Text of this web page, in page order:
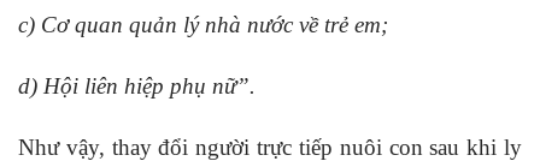
c) Cơ quan quản lý nhà nước về trẻ em;
d) Hội liên hiệp phụ nữ”.
Như vậy, thay đổi người trực tiếp nuôi con sau khi ly